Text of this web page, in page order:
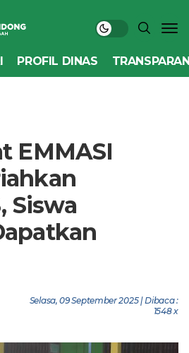
PROFIL DINAS
EMMASI
Siswa
Selasa, 09 September 2025 | Dibaca :
1548 x